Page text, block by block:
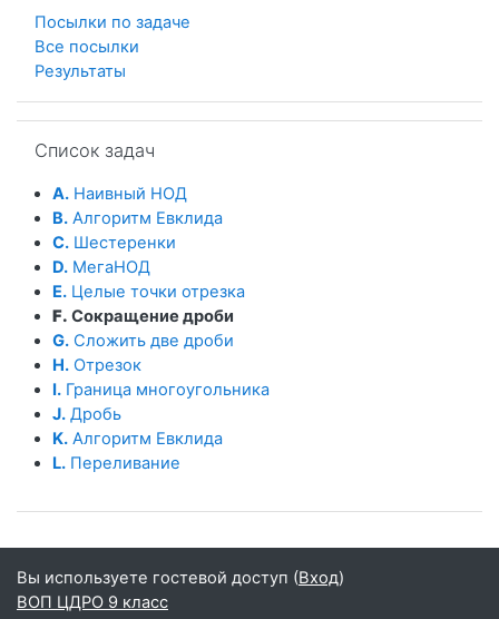
Посылки по задаче
Все посылки
Результаты
Список задач
A. Наивный НОД
B. Алгоритм Евклида
C. Шестеренки
D. МегаНОД
E. Целые точки отрезка
F. Сокращение дроби
G. Сложить две дроби
H. Отрезок
I. Граница многоугольника
J. Дробь
K. Алгоритм Евклида
L. Переливание
Вы используете гостевой доступ (Вход)
ВОП ЦДРО 9 класс